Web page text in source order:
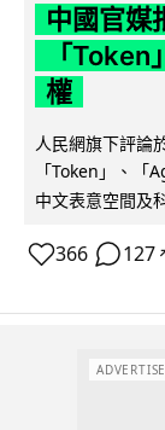
中國官
「
權
人民網旗下評論
「Token」、「
中文表意空間及
366 127